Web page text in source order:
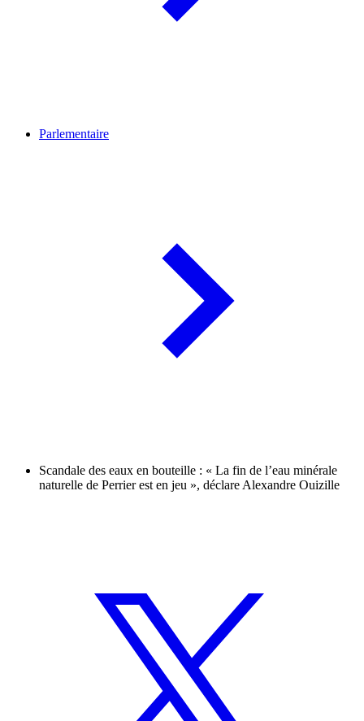
Parlementaire
Scandale des eaux en bouteille : « La fin de l’eau minérale
naturelle de Perrier est en jeu », déclare Alexandre Ouizille